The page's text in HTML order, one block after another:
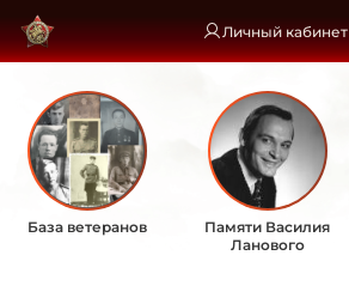
Личный кабинет
База ветеранов
Памяти Василия
Ланового